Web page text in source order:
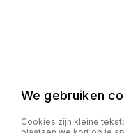
We gebruiken
Cookies zijn kleine